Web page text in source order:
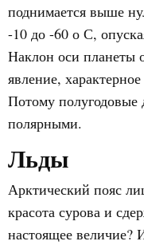
поднимается выше
-10 до -60 о С,
Наклон оси планеты
явление,
Потому полугодовые
полярными.
Льды
Арктический пояс
красота сурова и
настоящее величие?